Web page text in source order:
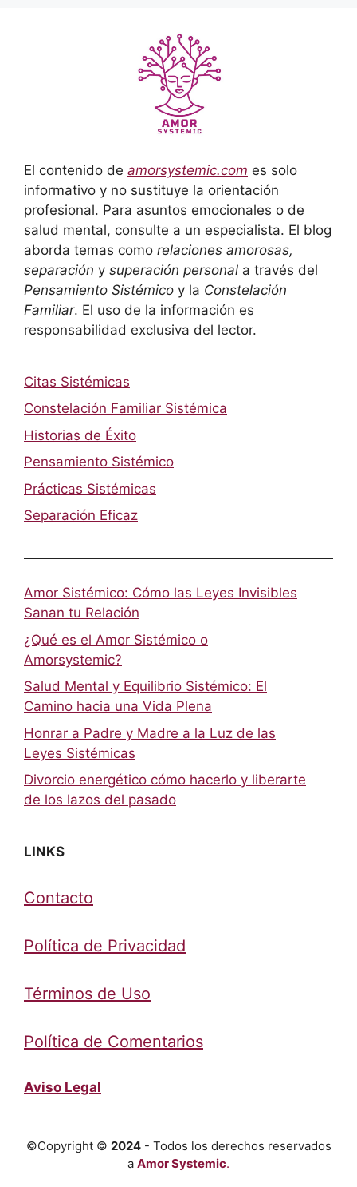
El contenido de amorsystemic.com es solo
informativo y no sustituye la orientación
profesional. Para asuntos emocionales o de
salud mental, consulte a un especialista. El blog
aborda temas como relaciones amorosas,
separación y superación personal a través del
Pensamiento Sistémico y la Constelación
Familiar. El uso de la información es
responsabilidad exclusiva del lector.
Citas Sistémicas
Constelación Familiar Sistémica
Historias de Éxito
Pensamiento Sistémico
Prácticas Sistémicas
Separación Eficaz
Amor Sistémico: Cómo las Leyes Invisibles
Sanan tu Relación
¿Qué es el Amor Sistémico o
Amorsystemic?
Salud Mental y Equilibrio Sistémico: El
Camino hacia una Vida Plena
Honrar a Padre y Madre a la Luz de las
Leyes Sistémicas
Divorcio energético cómo hacerlo y liberarte
de los lazos del pasado
LINKS
Contacto
Política de Privacidad
Términos de Uso
Política de Comentarios
Aviso Legal
©Copyright © 2024- Todos los derechos reservados
a Amor Systemic.